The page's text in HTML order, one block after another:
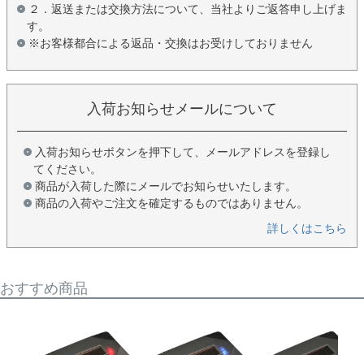
２．返送または交換方法について、当社よりご返答申し上げま
す。
※お客様都合による返品・交換はお受けしておりません
入荷お知らせメールについて
入荷お知らせボタンを押下して、メールアドレスを登録し
てください。
商品が入荷した際にメールでお知らせいたします。
商品の入荷やご注文を確定するものではありません。
詳しくはこちら
おすすめ商品